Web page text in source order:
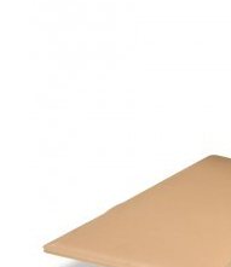
Оставить отзыв